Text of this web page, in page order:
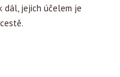
dál, jejich účelem je